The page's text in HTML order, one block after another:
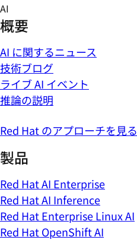
Skip
to
content
AI
概要
AI に関するニュース
技術ブログ
ライブ AI イベント
推論の説明
Red Hat のアプローチを見る
製品
Red Hat AI Enterprise
Red Hat AI Inference
Red Hat Enterprise Linux AI
Red Hat OpenShift AI